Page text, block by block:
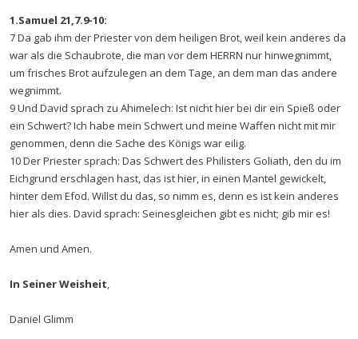
1.Samuel 21,7.9-10:
7 Da gab ihm der Priester von dem heiligen Brot, weil kein anderes da
war als die Schaubrote, die man vor dem HERRN nur hinwegnimmt,
um frisches Brot aufzulegen an dem Tage, an dem man das andere
wegnimmt.
9 Und David sprach zu Ahimelech: Ist nicht hier bei dir ein Spieß oder
ein Schwert? Ich habe mein Schwert und meine Waffen nicht mit mir
genommen, denn die Sache des Königs war eilig.
10 Der Priester sprach: Das Schwert des Philisters Goliath, den du im
Eichgrund erschlagen hast, das ist hier, in einen Mantel gewickelt,
hinter dem Efod. Willst du das, so nimm es, denn es ist kein anderes
hier als dies. David sprach: Seinesgleichen gibt es nicht; gib mir es!
Amen und Amen.
In Seiner Weisheit,
Daniel Glimm